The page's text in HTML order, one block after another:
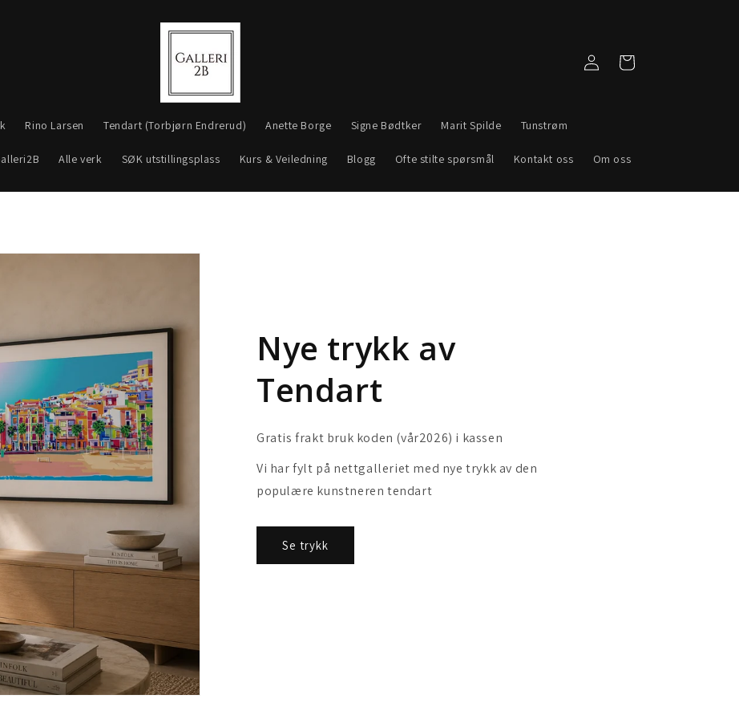
Rino Larsen Tendart (Torbjørn Endrerud) Anette Borge Signe Bødtker Marit Spilde Tunstrøm
Alle verk SØK utstillingsplass Kurs & Veiledning Blogg Ofte stilte spørsmål Kontakt oss Om oss
inn
Handlekurv
Nye trykk av
Tendart
Gratis frakt bruk koden (vår2026) i kassen
Vi har fylt på nettgalleriet med nye trykk av den
populære kunstneren tendart
Se trykk